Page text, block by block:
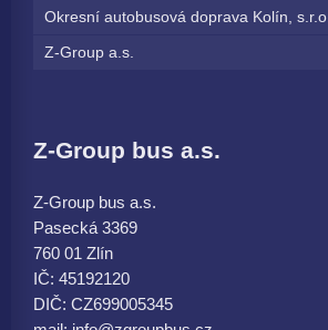
Okresní autobusová doprava Kolín, s.r.o.
Z-Group a.s.
Z-Group bus a.s.
Z-Group bus a.s.
Pasecká 3369
760 01 Zlín
IČ: 45192120
DIČ: CZ699005345